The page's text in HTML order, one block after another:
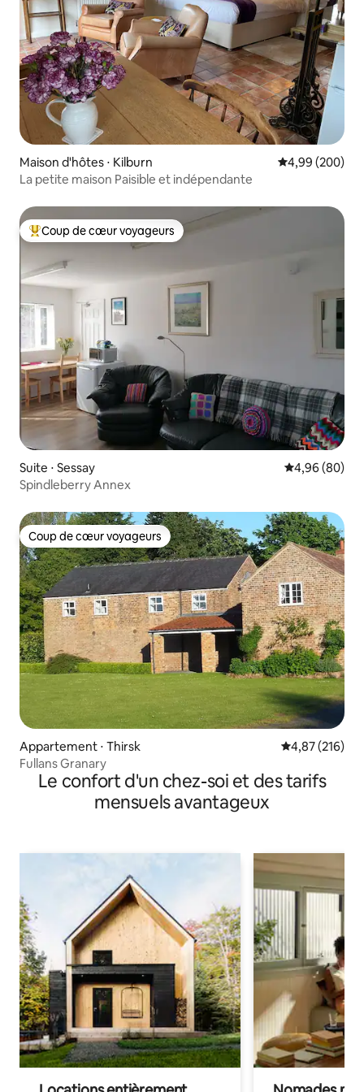
Maison d'hôtes ⋅ Kilburn Évaluation
4,99 (200)
La petite maison Paisible et indépendante
Coups de cœur voyageurs les plus appréciés
Coup de cœur voyageurs
Suite ⋅ Sessay Évaluation
4,96 (80)
Spindleberry Annex
Coup de cœur voyageurs
Coup de cœur voyageurs
Appartement ⋅ Thirsk Évaluation
4,87 (216)
Fullans Granary
Le confort d'un chez-soi et des tarifs
mensuels avantageux